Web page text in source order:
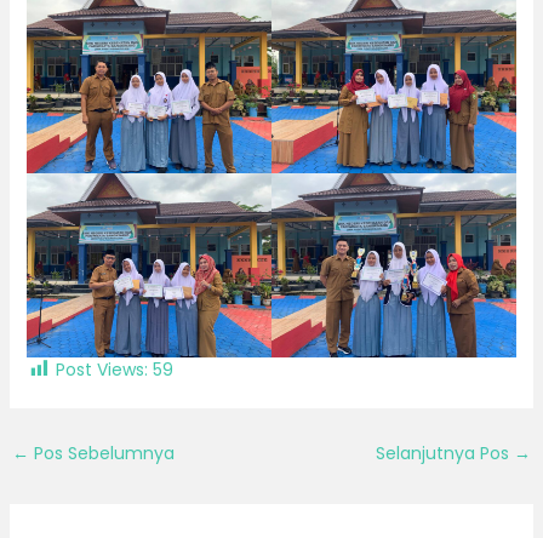
Post Views: 59
← Pos Sebelumnya Selanjutnya Pos →